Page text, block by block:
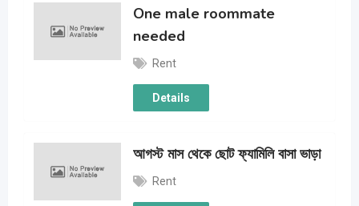
One male roommate
needed
Rent
Details
আগস্ট মাস থেকে ছোট ফ্যামিলি বাসা ভাড়া
Rent